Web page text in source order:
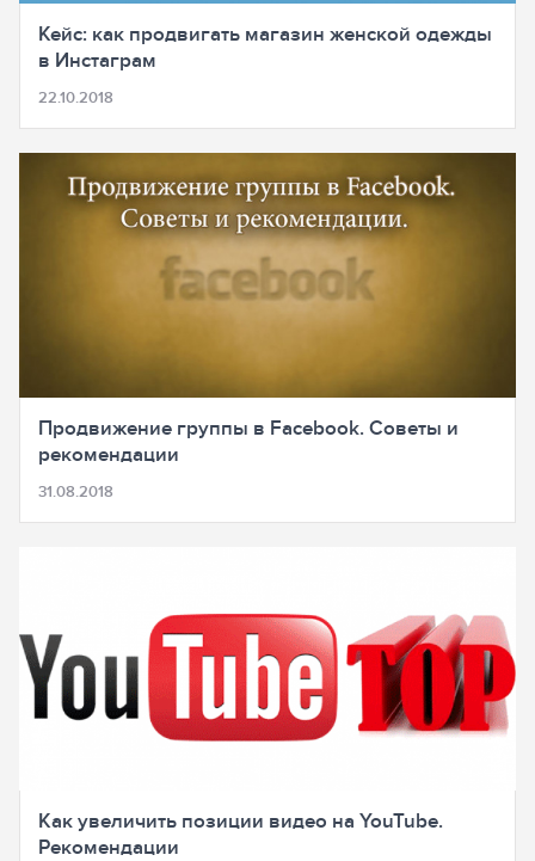
Кейс: как продвигать магазин женской одежды
в Инстаграм
22.10.2018
Продвижение группы в Facebook. Советы и
рекомендации
31.08.2018
Как увеличить позиции видео на YouTube.
Рекомендации